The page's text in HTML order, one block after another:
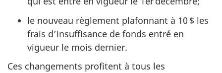
le nouveau règlement plafonnant à 10 $ les
frais d’insuffisance de fonds entré en
vigueur le mois dernier.
Ces changements profitent à tous les